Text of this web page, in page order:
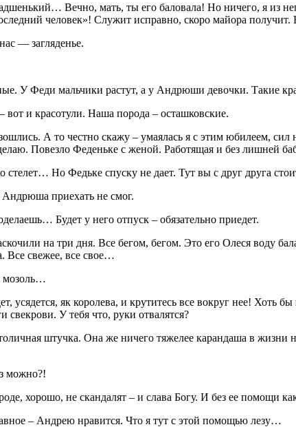
Вечно, мать, ты его баловала! Но ничего, я из
человек»! Служит исправно, скоро майора получит.
— загляденье.
У Феди мальчики растут, а у Андрюши девочки. Такие
вот и красотули. Наша порода – осташковские.
А то честно скажу – умаялась я с этим юбилеем,
Повезло Феденьке с женой. Работящая и без лишней
стелет… Но Федьке спуску не дает. Тут вы с друг друга
приехать не смог.
Будет у него отпуск – обязательно приедет.
на три дня. Все бегом, бегом. Это его Олеся воду
Все свежее, все свое…
мозоль…
усядется, як королева, и крутитесь все вокруг нее!
свекрови. У тебя что, руки отвалятся?
штучка. Она же ничего тяжелее карандаша в жизни
можно?!
хорошо, не скандалят – и слава Богу. И без ее помощи
– Андрею нравится. Что я тут с этой помощью лезу…